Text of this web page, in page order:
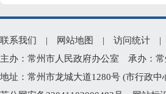
联系我们 | 网站地图 | 访问统计 |
主办：常州市人民政府办公室 承办：
地址：常州市龙城大道1280号 (市行政